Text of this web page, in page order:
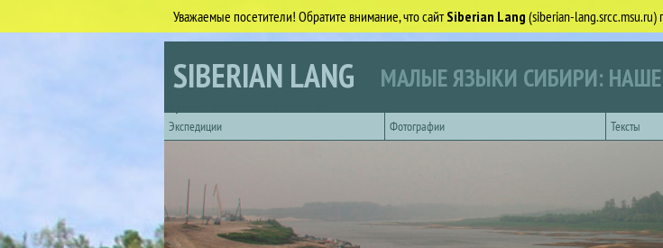
Уважаемые посетители! Обратите внимание, что сайтSiberian Lang (siberian-
SIBERIAN LANG МАЛЫЕ ЯЗЫКИ СИБИРИ:
Экспедиции
Фотографии Тексты